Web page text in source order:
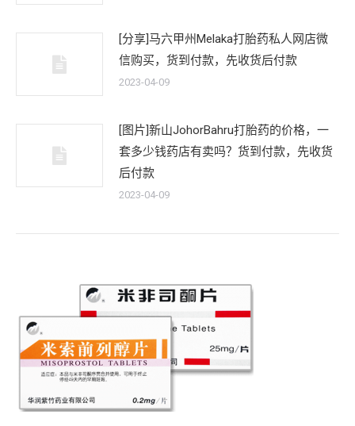
[分享]马六甲州Melaka打胎药私人网店微
信购买，货到付款，先收货后付款
2023-04-09
[图片]新山JohorBahru打胎药的价格，一
套多少钱药店有卖吗？货到付款，先收货
后付款
2023-04-09